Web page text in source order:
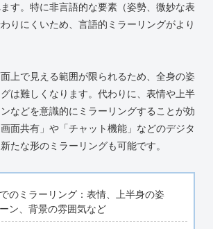
す。特に非言語的な要素（姿勢、微妙な表
りにくいため、言語的ミラーリングがより
上で見える範囲が限られるため、全身の姿
は難しくなります。代わりに、表情や上半
などを意識的にミラーリングすることが効
面共有」や「チャット機能」などのデジタ
たな形のミラーリングも可能です。
のミラーリング：表情、上半身の姿
ン、背景の雰囲気など